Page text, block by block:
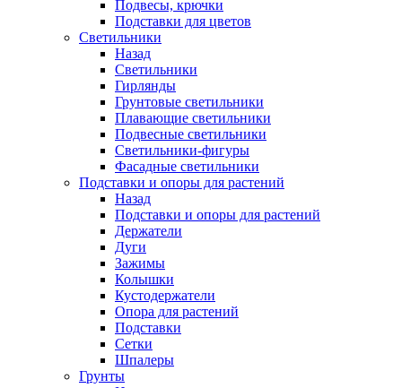
Подвесы, крючки
Подставки для цветов
Светильники
Назад
Светильники
Гирлянды
Грунтовые светильники
Плавающие светильники
Подвесные светильники
Светильники-фигуры
Фасадные светильники
Подставки и опоры для растений
Назад
Подставки и опоры для растений
Держатели
Дуги
Зажимы
Колышки
Кустодержатели
Опора для растений
Подставки
Сетки
Шпалеры
Грунты